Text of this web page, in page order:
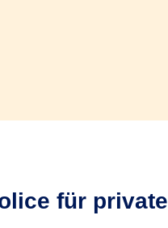
für private